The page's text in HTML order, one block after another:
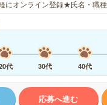
にオンライン登録★氏名・職
代
30代 40代
応募へ進む